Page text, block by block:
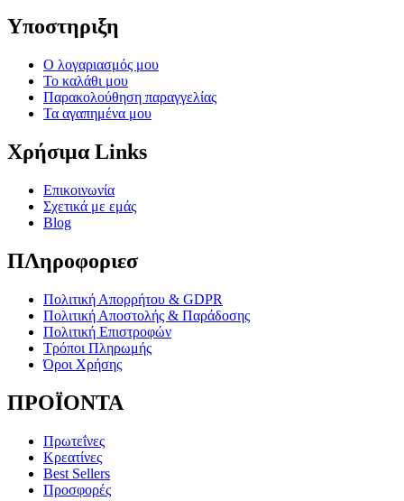
Υποστηριξη
Ο λογαριασμός μου
Το καλάθι μου
Παρακολούθηση παραγγελίας
Τα αγαπημένα μου
Χρήσιμα Links
Επικοινωνία
Σχετικά με εμάς
Blog
ΠΛηροφοριεσ
Πολιτική Απορρήτου & GDPR
Πολιτική Αποστολής & Παράδοσης
Πολιτική Επιστροφών
Τρόποι Πληρωμής
Όροι Χρήσης
ΠΡΟΪΟΝΤΑ
Πρωτεΐνες
Κρεατίνες
Best Sellers
Προσφορές